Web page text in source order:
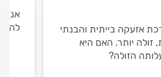
אזעקה בייתית והבנתי
זולה יותר. האם היא
הזולה?
אני